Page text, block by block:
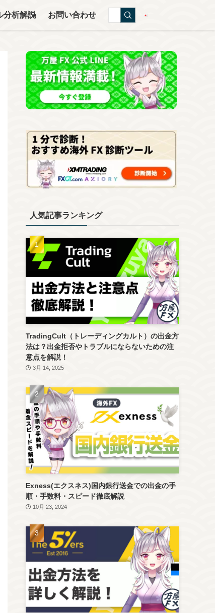
分析解説 お問い合わせ
人気記事ランキング
TradingCult（トレーディングカルト）の出金方
法は？出金拒否やトラブルにならないための注
意点を解説！
3月 14, 2025
Exness(エクスネス)国内銀行送金での出金の手
順・手数料・スピード徹底解説
10月 23, 2024